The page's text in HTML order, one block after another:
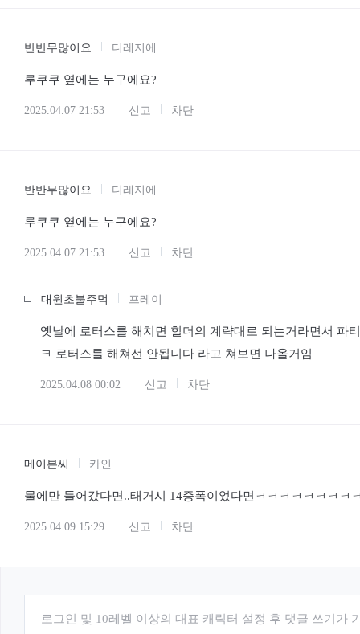
반반무많이요 디레지에
루쿠쿠 옆에는 누구에요?
2025.04.07 21:53 신고 차단
반반무많이요 디레지에
루쿠쿠 옆에는 누구에요?
2025.04.07 21:53 신고 차단
대원초불주먹 프레이
옛날에 로터스를 해치면 힐더의 계략대로 되는거라면서 파
ㅋ 로터스를 해쳐선 안됩니다 라고 쳐보면 나올거임
2025.04.08 00:02 신고 차단
메이븐씨 카인
물에만 들어갔다면..태거시 14증폭이었다면ㅋㅋㅋㅋㅋㅋㅋㅋ
2025.04.09 15:29 신고 차단
로그인 및 10레벨 이상의 대표 캐릭터 설정 후 댓글 쓰기가